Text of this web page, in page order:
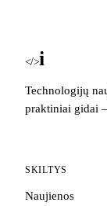
</>iBlog
Technologijų
praktiniai gidai
SKILTYS
Naujienos